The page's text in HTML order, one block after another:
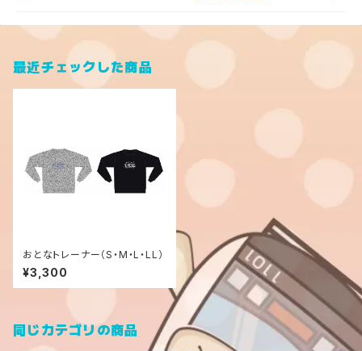
最近チェックした商品
おとなトレーナー（S・M・L・LL）
¥3,300
同じカテゴリの商品